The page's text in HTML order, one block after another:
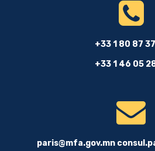
+33 1 80 87
+33 1 46 05
paris@mfa.gov.mn